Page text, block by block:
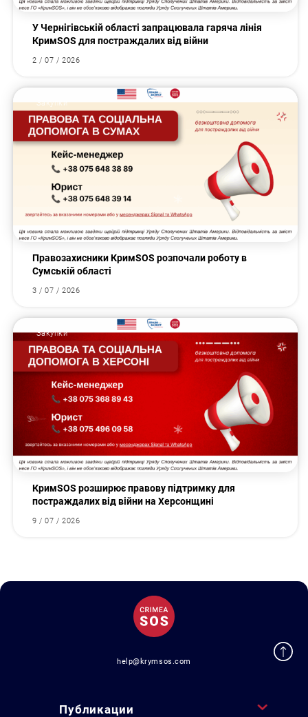
У Чернігівській області запрацювала гаряча лінія
КримSOS для постраждалих від війни
2 / 07 / 2026
Закупки
Правозахисники КримSOS розпочали роботу в
Сумській області
3 / 07 / 2026
Закупки
КримSOS розширює правову підтримку для
постраждалих від війни на Херсонщині
9 / 07 / 2026
help@krymsos.com
Публикации